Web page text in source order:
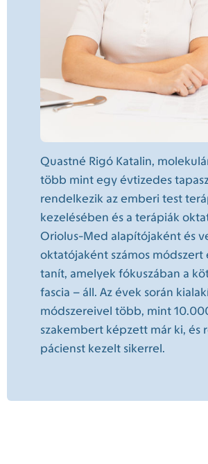
Quastné Rigó Katalin,
több mint egy évtizedes
rendelkezik az emberi test
kezelésében és a terápiák
Oriolus-Med alapítójaként és
oktatójaként számos módszert
tanít, amelyek fókuszában a
fascia – áll. Az évek során
módszereivel több, mint
szakembert képzett már ki, és
pácienst kezelt sikerrel.